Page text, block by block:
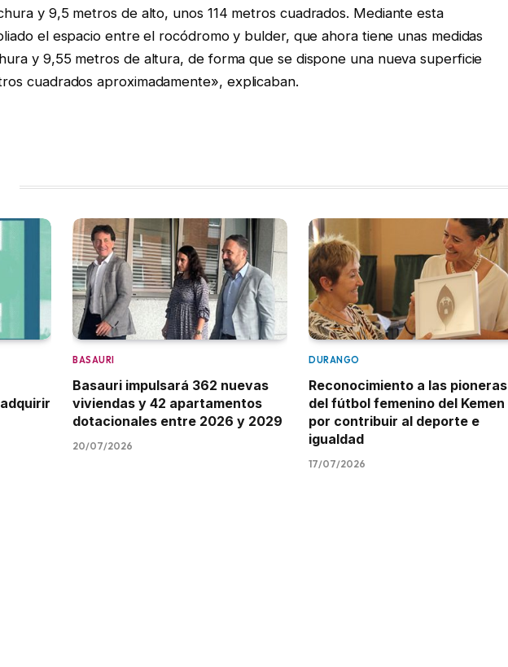
y 9,5 metros de alto, unos 114 metros cuadrados. Mediante esta
el espacio entre el rocódromo y bulder, que ahora tiene unas medidas
y 9,55 metros de altura, de forma que se dispone una nueva superficie
cuadrados aproximadamente», explicaban.
BASAURI
Basauri impulsará 362 nuevas
viviendas y 42 apartamentos
dotacionales entre 2026 y 2029
20/07/2026
DURANGO
Reconocimiento a las pioneras
del fútbol femenino del Kemen
por contribuir al deporte e
igualdad
17/07/2026